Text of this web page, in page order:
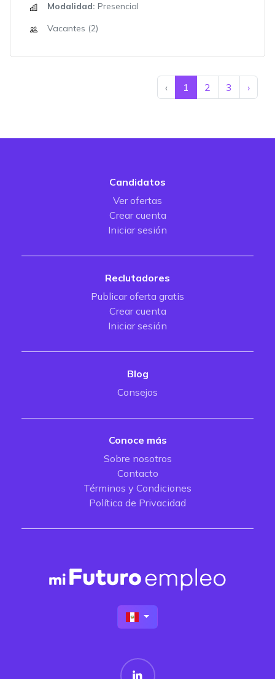
Modalidad: Presencial
Vacantes (2)
‹ 1 2 3 ›
Candidatos
Ver ofertas
Crear cuenta
Iniciar sesión
Reclutadores
Publicar oferta gratis
Crear cuenta
Iniciar sesión
Blog
Consejos
Conoce más
Sobre nosotros
Contacto
Términos y Condiciones
Política de Privacidad